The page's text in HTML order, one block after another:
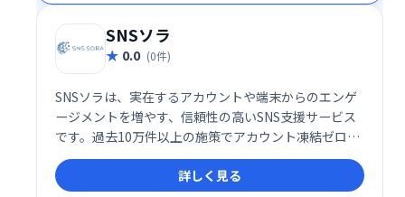
SNSソラ
0.0 (0件)
SNSソラは、実在するアカウントや端末からのエンゲ
ージメントを増やす、信頼性の高いSNS支援サービス
です。過去10万件以上の施策でアカウント凍結ゼロを
達成しており、安心してご利用いただけます。
詳しく見る